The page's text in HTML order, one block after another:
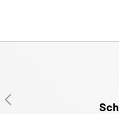
VORHERIGE